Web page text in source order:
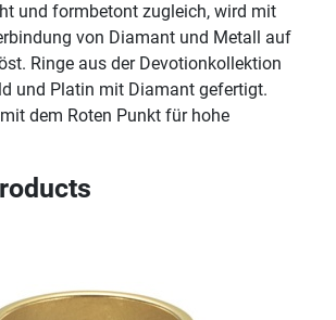
und formbetont zugleich, wird mit
von Diamant und Metall auf
Ringe aus der Devotionkollektion
und Platin mit Diamant gefertigt.
dem Roten Punkt für hohe